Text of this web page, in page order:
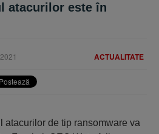
atacurilor este în
ACTUALITATE
atacurilor de tip ransomware va